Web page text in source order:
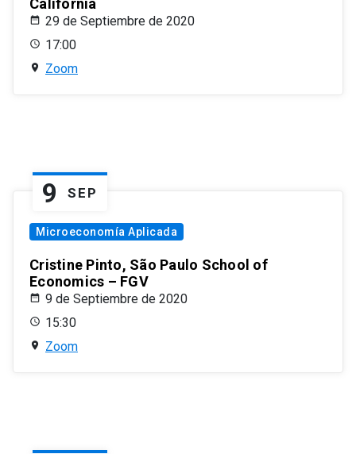
California
29 de Septiembre de 2020
17:00
Zoom
9 SEP
Microeconomía Aplicada
Cristine Pinto, São Paulo School of
Economics – FGV
9 de Septiembre de 2020
15:30
Zoom